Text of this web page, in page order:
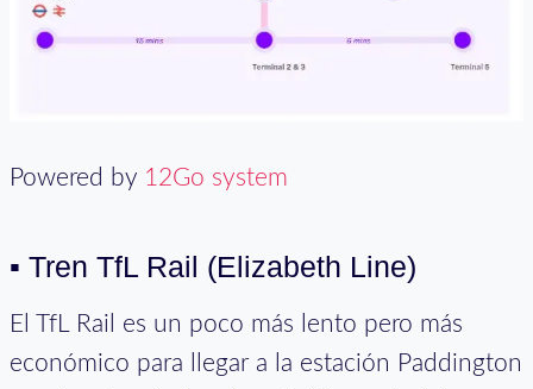
Powered by 12Go system
▪ Tren TfL Rail (Elizabeth Line)
El TfL Rail es un poco más lento pero más
económico para llegar a la estación Paddington